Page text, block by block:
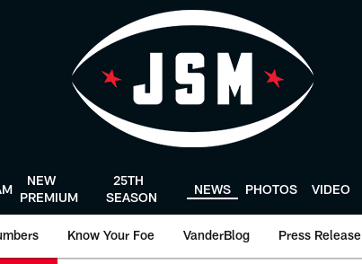
NEW
PREMIUM
25TH
SEASON
NEWS PHOTOS VIDEO
Know Your Foe VanderBlog Press Release